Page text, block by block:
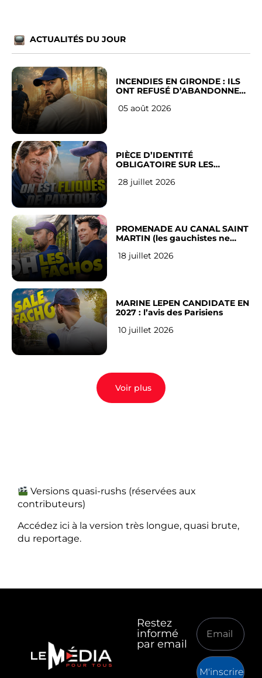
ACTUALITÉS DU JOUR
INCENDIES EN GIRONDE : ILS
ONT REFUSÉ D’ABANDONNER
05 août 2026
PIÈCE D’IDENTITÉ
OBLIGATOIRE SUR LES
Français
28 juillet 2026
PROMENADE AU CANAL SAINT
MARTIN (les gauchistes ne
18 juillet 2026
MARINE LEPEN CANDIDATE EN
2027 : l’avis des Parisiens
10 juillet 2026
Voir plus
Versions quasi-rushs (réservées aux
contributeurs)
Accédez ici à la version très longue, quasi brute,
du reportage.
Restez
informé
par email
M'inscrire